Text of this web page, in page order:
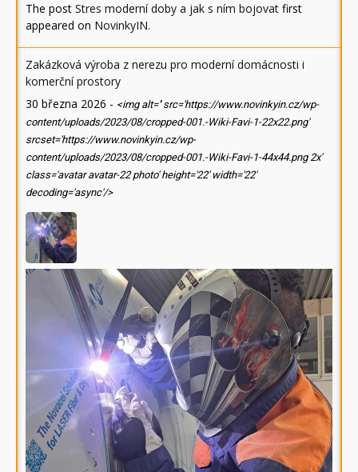
The post Stres moderní doby a jak s ním bojovat first
appeared on NovinkyIN.
Zakázková výroba z nerezu pro moderní domácnosti i
komerční prostory
30 března 2026 - <img alt='' src='https://www.novinkyin.cz/wp-
content/uploads/2023/08/cropped-001.-Wiki-Favi-1-22x22.png'
srcset='https://www.novinkyin.cz/wp-
content/uploads/2023/08/cropped-001.-Wiki-Favi-1-44x44.png 2x'
class='avatar avatar-22 photo' height='22' width='22'
decoding='async'/>